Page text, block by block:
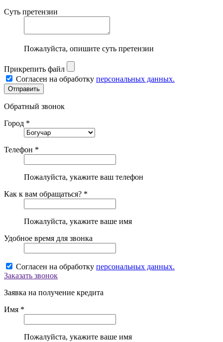
Суть претензии
Пожалуйста, опишите суть претензии
Прикрепить файл
Согласен на обработку персональных данных.
Обратный звонок
Город *
Телефон *
Пожалуйста, укажите ваш телефон
Как к вам обращаться? *
Пожалуйста, укажите ваше имя
Удобное время для звонка
Согласен на обработку персональных данных.
Заказать звонок
Заявка на получение кредита
Имя *
Пожалуйста, укажите ваше имя